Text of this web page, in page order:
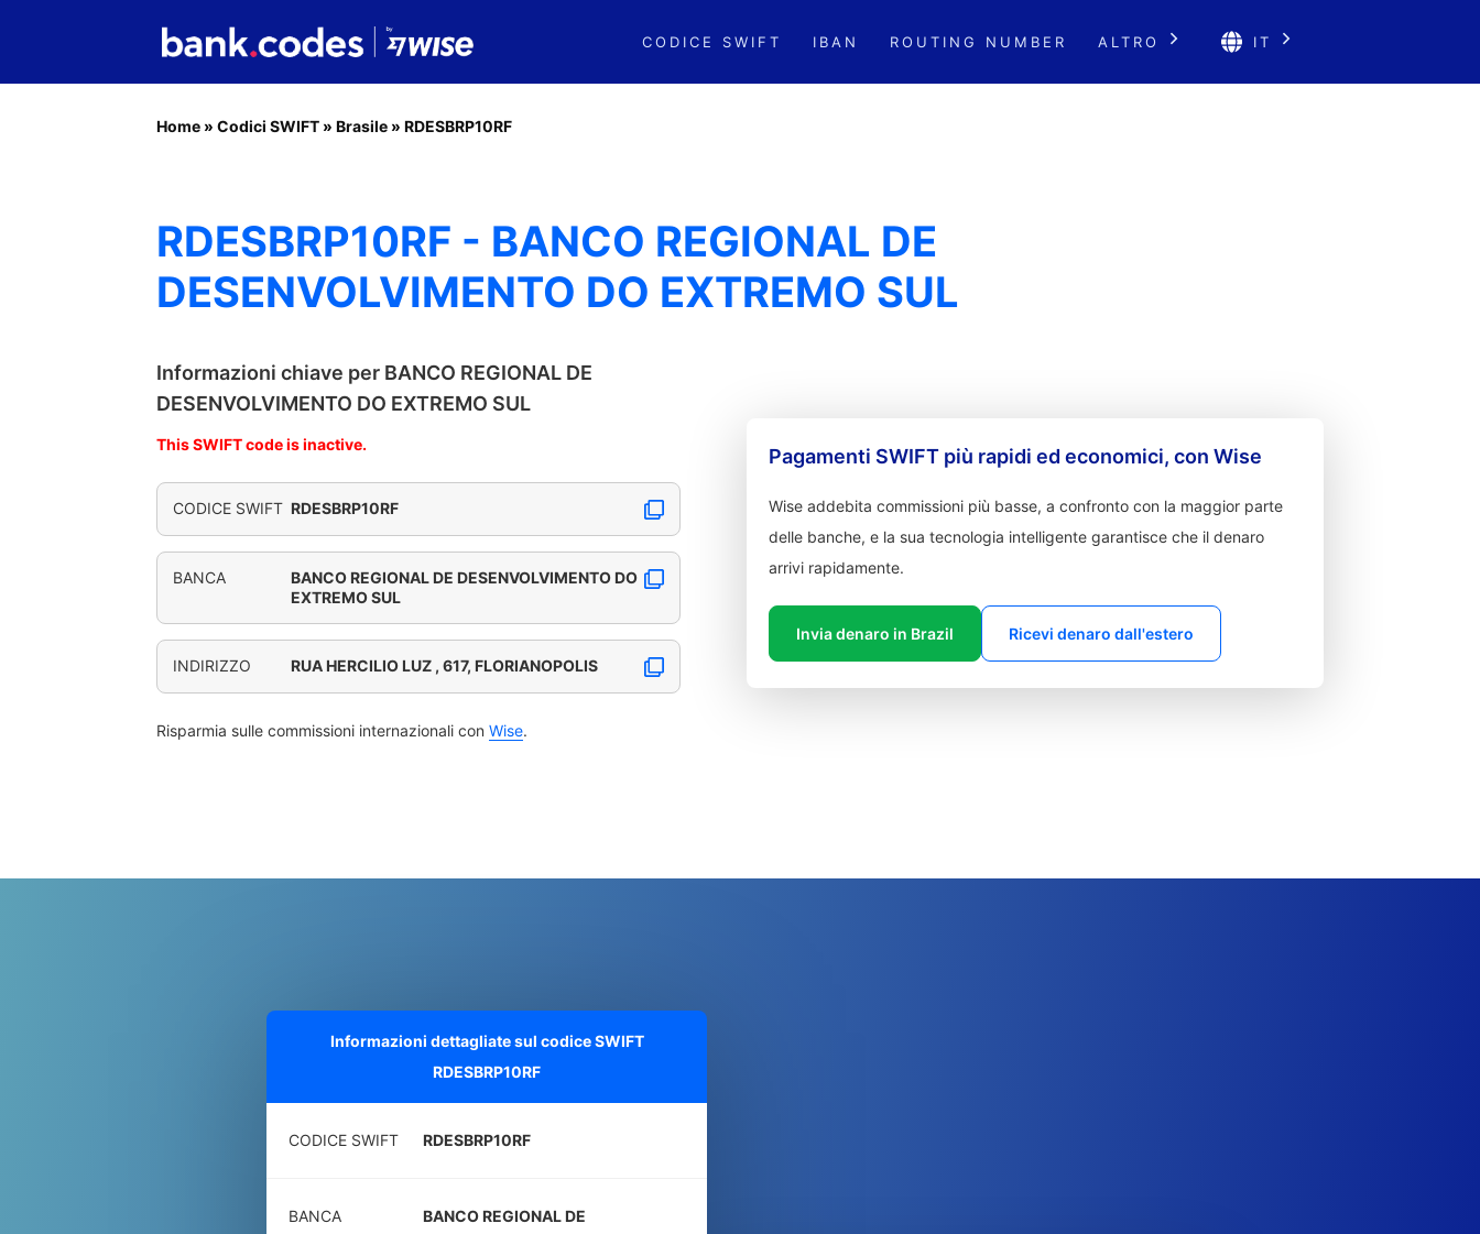
CODICE SWIFT IBAN ROUTING NUMBER ALTRO IT
Home » Codici SWIFT » Brasile » RDESBRP10RF
RDESBRP10RF - BANCO REGIONAL DE
DESENVOLVIMENTO DO EXTREMO SUL
Informazioni chiave per BANCO REGIONAL DE
DESENVOLVIMENTO DO EXTREMO SUL
This SWIFT code is inactive.
CODICE SWIFT RDESBRP10RF
BANCA
BANCO REGIONAL DE DESENVOLVIMENTO DO
EXTREMO SUL
INDIRIZZO RUA HERCILIO LUZ , 617, FLORIANOPOLIS
Risparmia sulle commissioni internazionali con Wise.
Pagamenti SWIFT più rapidi ed economici, con Wise
Wise addebita commissioni più basse, a confronto con la maggior parte
delle banche, e la sua tecnologia intelligente garantisce che il denaro
arrivi rapidamente.
Invia denaro in Brazil Ricevi denaro dall'estero
Informazioni dettagliate sul codice SWIFT
RDESBRP10RF
CODICE SWIFT RDESBRP10RF
BANCA
BANCO REGIONAL DE